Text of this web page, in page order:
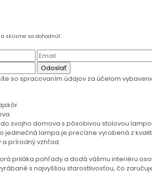
a skúsme sa dohodnúť.
Odoslať
so spracovaním údajov za účelom
svojho domova s pôsobivou stolovou
jedinečná lampa je precízne vyrobená z
a prírodný vzhľad.
priláka pohľady a dodá vášmu interiéru
s najvyššou starostlivosťou, čo